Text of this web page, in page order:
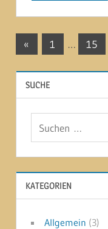
der
Beiträge
« Vorherige
1 … 15
SUCHE
KATEGORIEN
Allgemein (3)